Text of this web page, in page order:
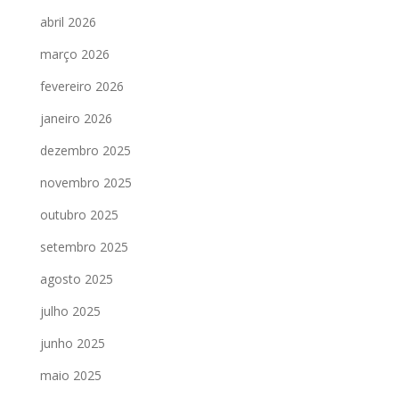
abril 2026
março 2026
fevereiro 2026
janeiro 2026
dezembro 2025
novembro 2025
outubro 2025
setembro 2025
agosto 2025
julho 2025
junho 2025
maio 2025